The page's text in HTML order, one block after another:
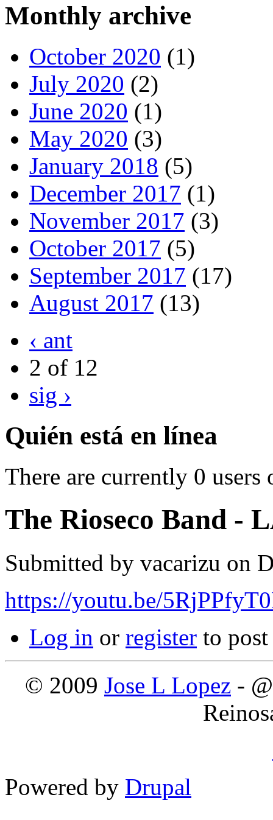
Monthly archive
October 2020 (1)
July 2020 (2)
June 2020 (1)
May 2020 (3)
January 2018 (5)
December 2017 (1)
November 2017 (3)
October 2017 (5)
September 2017 (17)
August 2017 (13)
‹ ant
2 of 12
sig ›
Quién está en línea
There are currently 0 users
The Rioseco Band -
Submitted by vacarizu on
https://youtu.be/
Log in or register to
© 2009 Jose L Lopez -
Powered by Drupal